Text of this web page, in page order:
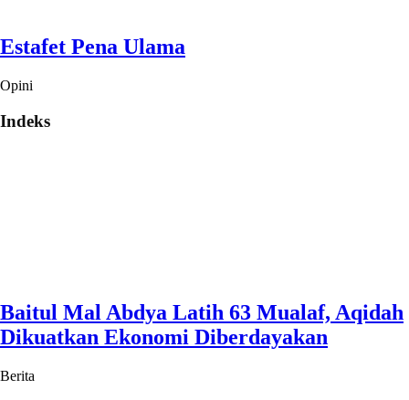
Estafet Pena Ulama
Opini
Indeks
Baitul Mal Abdya Latih 63 Mualaf, Aqidah
Dikuatkan Ekonomi Diberdayakan
Berita